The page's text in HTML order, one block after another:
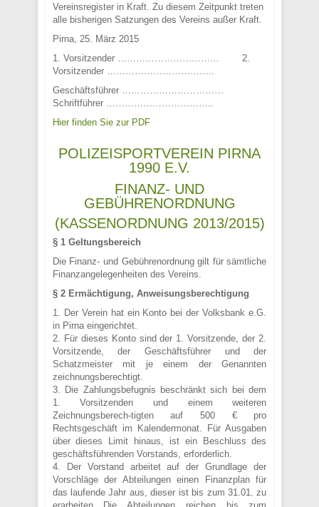
Vereinsregister in Kraft. Zu diesem Zeitpunkt treten
alle bisherigen Satzungen des Vereins außer Kraft.
Pirna, 25. März 2015
1. Vorsitzender …………………………… 2.
Vorsitzender ……………………………..
Geschäftsführer ……………………………
Schriftführer ……………………………..
Hier finden Sie zur PDF
POLIZEISPORTVEREIN PIRNA
1990 E.V.
FINANZ- UND
GEBÜHRENORDNUNG
(KASSENORDNUNG 2013/2015)
§ 1 Geltungsbereich
Die Finanz- und Gebührenordnung gilt für sämtliche
Finanzangelegenheiten des Vereins.
§ 2 Ermächtigung, Anweisungsberechtigung
1. Der Verein hat ein Konto bei der Volksbank e.G.
in Pirna eingerichtet.
2. Für dieses Konto sind der 1. Vorsitzende, der 2.
Vorsitzende, der Geschäftsführer und der
Schatzmeister mit je einem der Genannten
zeichnungsberechtigt.
3. Die Zahlungsbefugnis beschränkt sich bei dem
1. Vorsitzenden und einem weiteren
Zeichnungsberech-tigten auf 500 € pro
Rechtsgeschäft im Kalendermonat. Für Ausgaben
über dieses Limit hinaus, ist ein Beschluss des
geschäftsführenden Vorstands, erforderlich.
4. Der Vorstand arbeitet auf der Grundlage der
Vorschläge der Abteilungen einen Finanzplan für
das laufende Jahr aus, dieser ist bis zum 31.01. zu